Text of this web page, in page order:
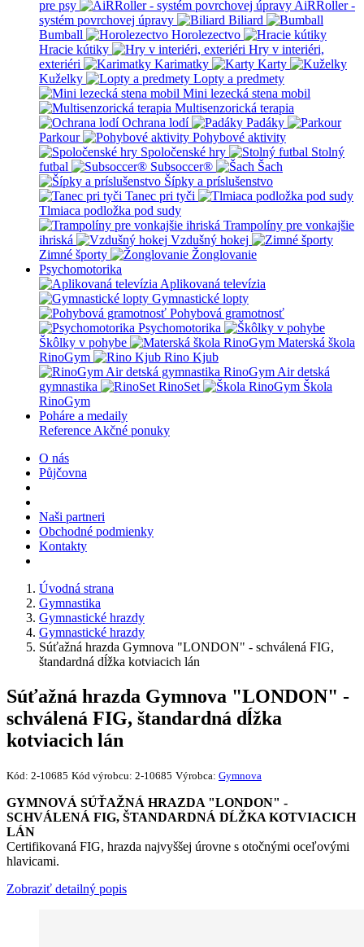
pre psy
AiRRoller -
systém povrchovej úpravy
Biliard
Bumball
Horolezectvo
Hracie kútiky
Hry v interiéri,
exteriéri
Karimatky
Karty
Kuželky
Lopty a predmety
Mini lezecká stena mobil
Multisenzorická terapia
Ochrana lodí
Padáky
Parkour
Pohybové aktivity
Spoločenské hry
Stolný
futbal
Subsoccer®
Šach
Šípky a príslušenstvo
Tanec pri tyči
Tlmiaca podložka pod sudy
Trampolíny pre vonkajšie
ihriská
Vzdušný hokej
Zimné športy
Žonglovanie
Psychomotorika
Aplikovaná televízia
Gymnastické lopty
Pohybová gramotnosť
Psychomotorika
Škôlky v pohybe
Materská škola
RinoGym
Rino Kjub
RinoGym Air detská
gymnastika
RinoSet
Škola
RinoGym
Poháre a medaily
Reference Akčné ponuky
O nás
Půjčovna
Naši partneri
Obchodné podmienky
Kontakty
Úvodná strana
Gymnastika
Gymnastické hrazdy
Gymnastické hrazdy
Súťažná hrazda Gymnova "LONDON" - schválená FIG,
štandardná dĺžka kotviacich lán
Súťažná hrazda Gymnova "LONDON" -
schválená FIG, štandardná dĺžka
kotviacich lán
Kód: 2-10685 Kód výrobcu: 2-10685 Výrobca: Gymnova
GYMNOVÁ SÚŤAŽNÁ HRAZDA "LONDON" -
SCHVÁLENÁ FIG, ŠTANDARDNÁ DĹŽKA KOTVIACICH
LÁN
Certifikovaná FIG, hrazda najvyššej úrovne s otočnými oceľovými
hlavicami.
Zobraziť detailný popis